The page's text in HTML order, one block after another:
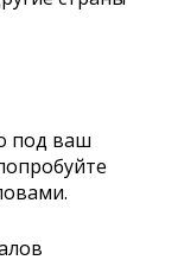
под ваш